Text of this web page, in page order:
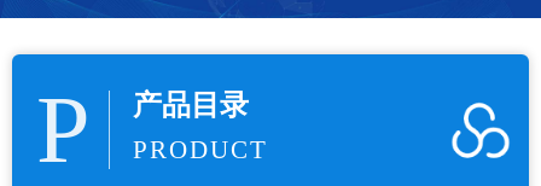
P 产品目录
PRODUCT